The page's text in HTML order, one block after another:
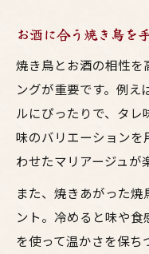
お酒に合う焼き鳥を
焼き鳥とお酒の相性を
ングが重要です。例え
ルにぴったりで、タレ
味のバリエーションを
わせたマリアージュが
また、焼きあがった
ント。冷めると味や
を使って温かさを保ち